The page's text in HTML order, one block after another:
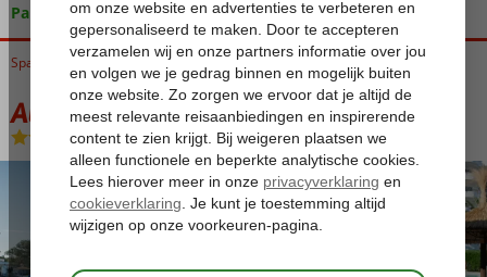
Pakketgarantie
Home
Spanje Balearen Mallorca Alcudia Alcudia Beach Aparthotel
Alcudia Beach Aparthotel
Logies-Aparthotel